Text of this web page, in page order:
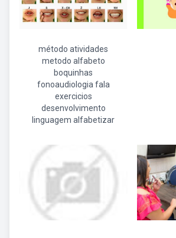
método atividades
metodo alfabeto
boquinhas
fonoaudiologia fala
exercicios
desenvolvimento
linguagem alfabetizar